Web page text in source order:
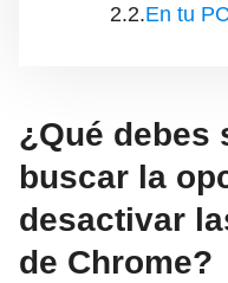
En tu
¿Qué debes
buscar la
desactivar
de Chrome?